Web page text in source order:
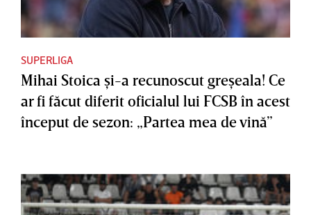
SUPERLIGA
Mihai Stoica şi-a recunoscut greşeala! Ce
ar fi făcut diferit oficialul lui FCSB în acest
început de sezon: „Partea mea de vină”